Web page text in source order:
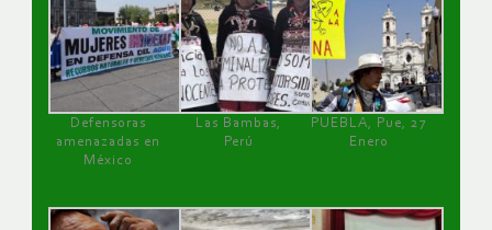
Defensoras
amenazadas en
México
Las Bambas,
Perú
PUEBLA, Pue, 27
Enero